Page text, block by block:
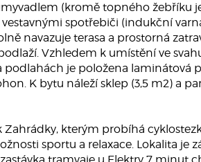
(kromě topného žebříku
spotřebiči (indukční
navazuje terasa a prostorná
Vzhledem k umístění ve
podlahách je položena laminátová
K bytu náleží sklep (3,5 m2) a
kterým probíhá
sportu a relaxace. Lokalita je